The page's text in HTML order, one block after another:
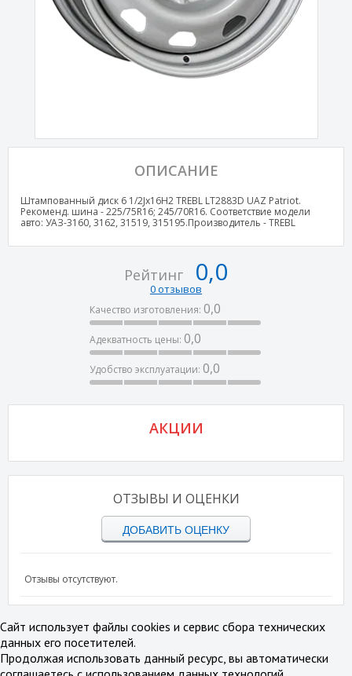
ОПИСАНИЕ
Штампованный диск 6 1/2Jx16H2 TREBL LT2883D UAZ Patriot.
Рекоменд. шина - 225/75R16; 245/70R16. Соответствие модели
авто: УАЗ-3160, 3162, 31519, 315195.Производитель - TREBL
Рейтинг 0,0
0 отзывов
Качество изготовления: 0,0
Адекватность цены: 0,0
Удобство эксплуатации: 0,0
АКЦИИ
ОТЗЫВЫ И ОЦЕНКИ
ДОБАВИТЬ ОЦЕНКУ
Отзывы отсутствуют.
Сайт использует файлы cookies и сервис сбора технических
данных его посетителей.
Продолжая использовать данный ресурс, вы автоматически